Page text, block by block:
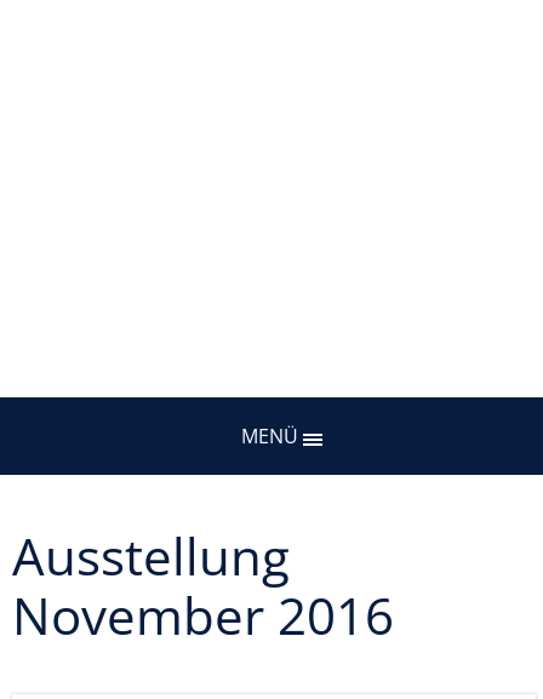
MENÜ
Ausstellung
November 2016